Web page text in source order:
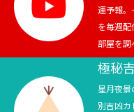
競馬
テニス四大大会・五輪
運予報。
を毎週
部屋を調
極秘
星月夜
別吉凶カ